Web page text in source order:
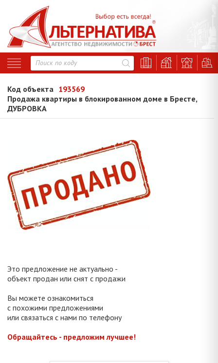
Код объекта 193569
Продажа квартиры в блокированном доме в Бресте,
ДУБРОВКА
Это предложение не актуально -
объект продан или снят с продажи
Вы можете ознакомиться
с похожими предложениями
или связаться с нами по телефону
Обращайтесь - предложим лучшее!